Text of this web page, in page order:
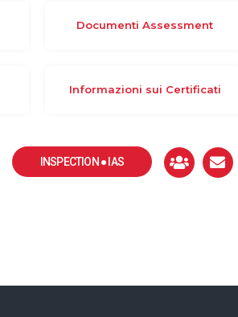
Documenti Assessment
Informazioni sui Certificati
INSPECTION ● IAS